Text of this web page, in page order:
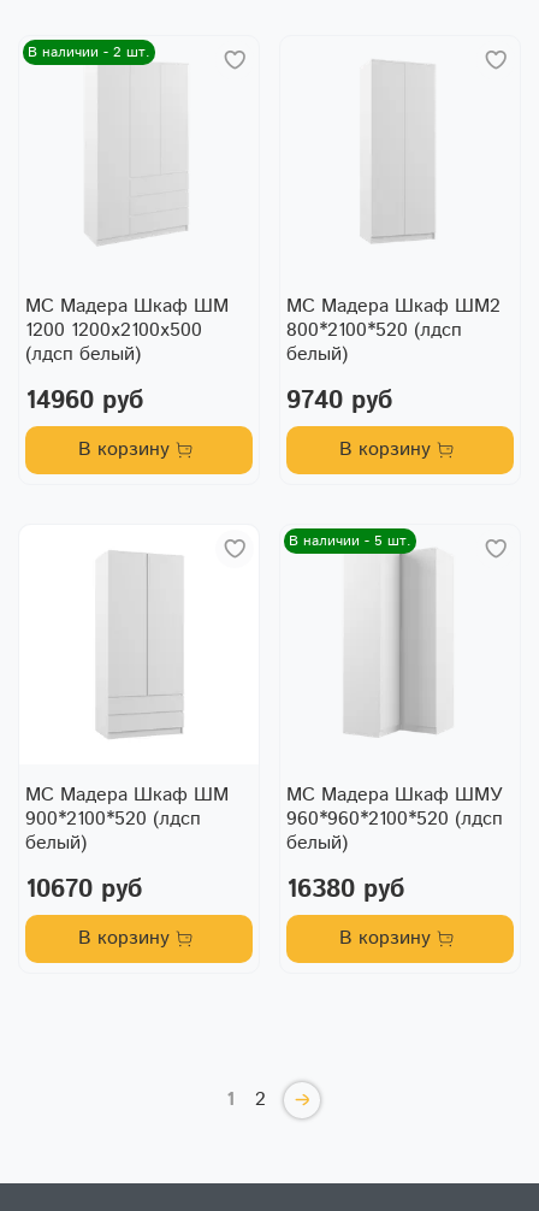
В наличии - 2 шт.
МС Мадера Шкаф ШМ
1200 1200х2100х500
(лдсп белый)
14960 руб
В корзину
МС Мадера Шкаф ШМ2
800*2100*520 (лдсп
белый)
9740 руб
В корзину
МС Мадера Шкаф ШМ
900*2100*520 (лдсп
белый)
10670 руб
В корзину
В наличии - 5 шт.
МС Мадера Шкаф ШМУ
960*960*2100*520 (лдсп
белый)
16380 руб
В корзину
1 2